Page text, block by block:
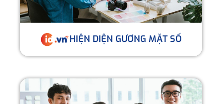
HIỆN DIỆN GƯƠNG MẶT SỐ